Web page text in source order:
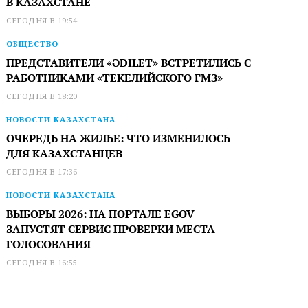
СЕГОДНЯ В 19:54
ОБЩЕСТВО
ПРЕДСТАВИТЕЛИ «ӘDILET» ВСТРЕТИЛИСЬ С
РАБОТНИКАМИ «ТЕКЕЛИЙСКОГО ГМЗ»
СЕГОДНЯ В 18:20
НОВОСТИ КАЗАХСТАНА
ОЧЕРЕДЬ НА ЖИЛЬЕ: ЧТО ИЗМЕНИЛОСЬ
ДЛЯ КАЗАХСТАНЦЕВ
СЕГОДНЯ В 17:36
НОВОСТИ КАЗАХСТАНА
ВЫБОРЫ 2026: НА ПОРТАЛЕ EGOV
ЗАПУСТЯТ СЕРВИС ПРОВЕРКИ МЕСТА
ГОЛОСОВАНИЯ
СЕГОДНЯ В 16:55